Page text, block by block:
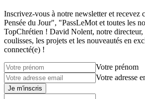
Inscrivez-vous à notre newsletter et recevez
Pensée du Jour", "PassLeMot et toutes les
TopChrétien ! David Nolent, notre directeur,
coulisses, les projets et les nouveautés en
connecté(e) !
Votre prénom
Votre adresse
Je m'inscris